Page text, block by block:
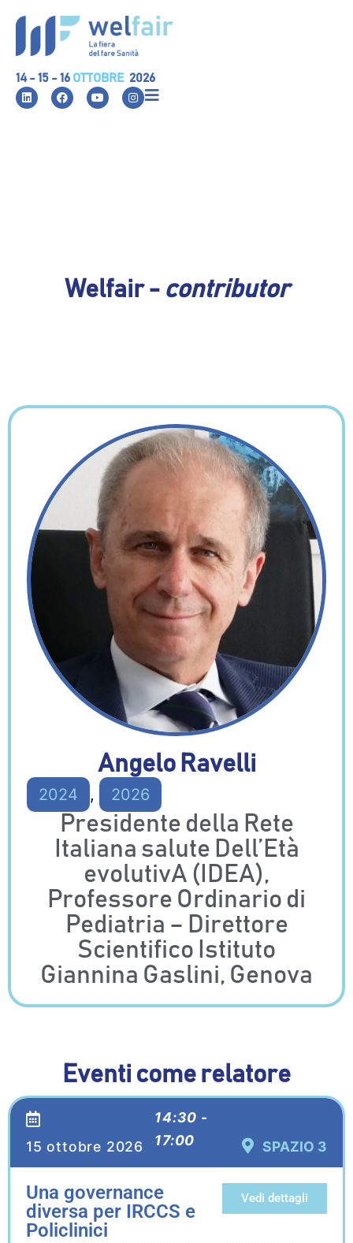
14 - 15 - 16 OTTOBRE 2026
Welfair -contributor
Angelo Ravelli
2024 , 2026
Presidente della Rete
Italiana salute Dell’Età
evolutivA (IDEA),
Professore Ordinario di
Pediatria – Direttore
Scientifico Istituto
Giannina Gaslini, Genova
Eventi come relatore
15 ottobre 2026
14:30 -
17:00
SPAZIO 3
Una governance
diversa per IRCCS e
Policlinici
Vedi dettagli